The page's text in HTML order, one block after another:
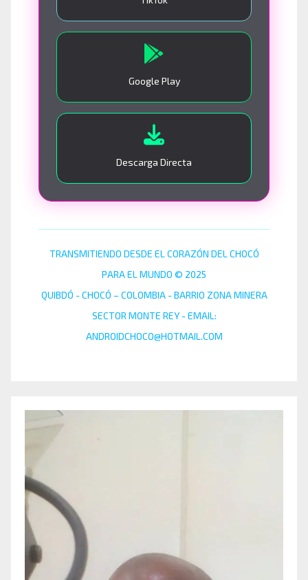
Google Play
Descarga Directa
TRANSMITIENDO DESDE EL CORAZÓN DEL CHOCÓ
PARA EL MUNDO © 2025
QUIBDÓ - CHOCÓ – COLOMBIA - BARRIO ZONA MINERA
SECTOR MONTE REY - EMAIL:
ANDROIDCHOCO@HOTMAIL.COM